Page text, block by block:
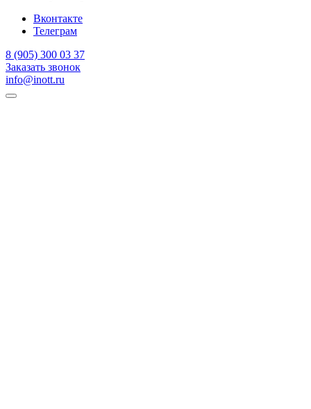
Вконтакте
Телеграм
8 (905) 300 03 37
Заказать звонок
info@inott.ru